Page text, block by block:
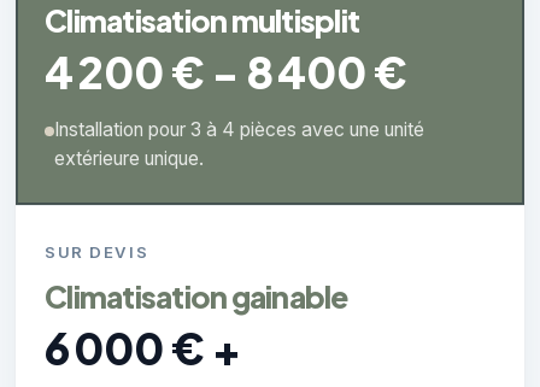
Climatisation multisplit
4 200 € - 8 400 €
Installation pour 3 à 4 pièces avec une unité
extérieure unique.
SUR DEVIS
Climatisation gainable
6 000 € +